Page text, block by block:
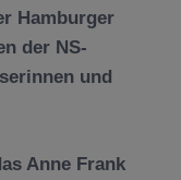
Hamburger
der NS-
und
Anne Frank